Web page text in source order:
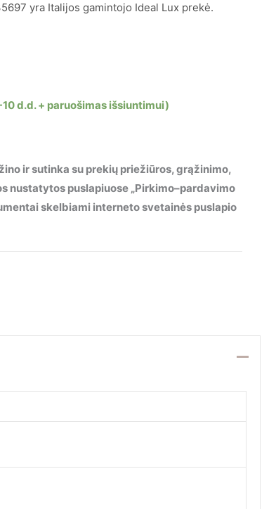
yra Italijos gamintojo Ideal Lux prekė.
d.d. + paruošimas išsiuntimui)
ir sutinka su prekių priežiūros, grąžinimo,
nustatytos puslapiuose „Pirkimo–pardavimo
skelbiami interneto svetainės puslapio